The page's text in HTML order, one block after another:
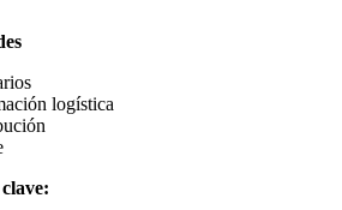
logística